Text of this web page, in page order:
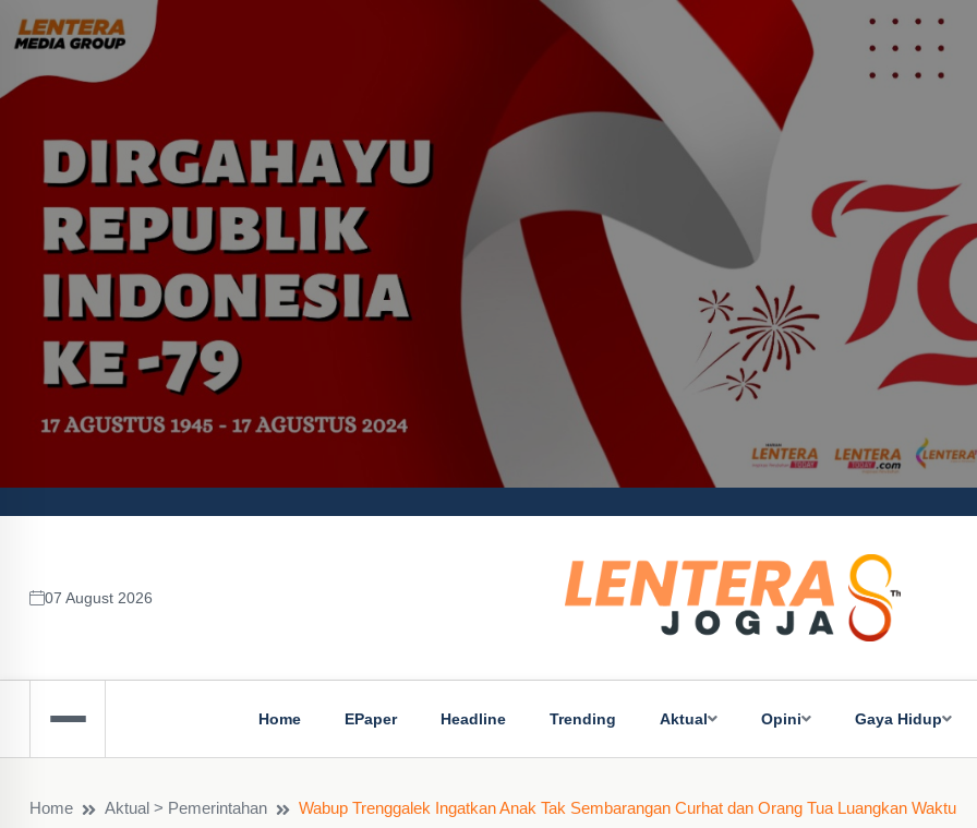
07 August 2026
Home EPaper Headline Trending Aktual Opini Gaya Hidup
Home Aktual > Pemerintahan Wabup Trenggalek Ingatkan Anak Tak Sembarangan Curhat dan Orang Tua Luangkan Waktu